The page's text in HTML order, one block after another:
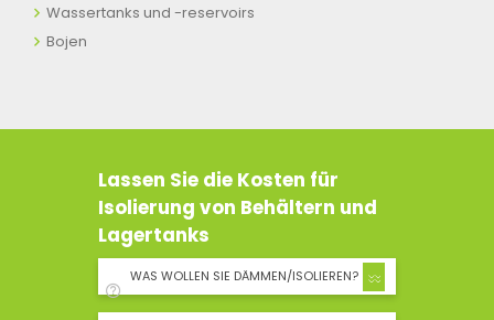
Wassertanks und -reservoirs
Bojen
Lassen Sie die Kosten für
Isolierung von Behältern und
Lagertanks
WAS WOLLEN SIE DÄMMEN/ISOLIEREN?